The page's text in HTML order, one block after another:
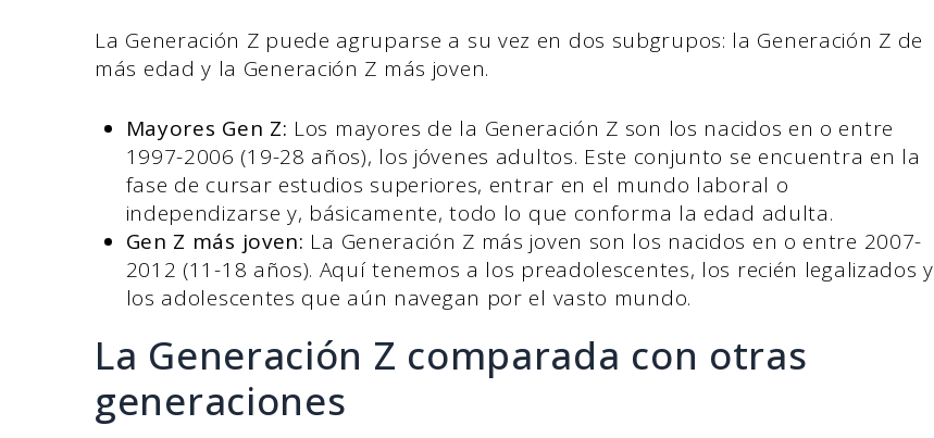
La Generación Z puede agruparse a su vez en dos subgrupos: la Generación Z de
más edad y la Generación Z más joven.
Mayores Gen Z: Los mayores de la Generación Z son los nacidos en o entre
1997-2006 (19-28 años), los jóvenes adultos. Este conjunto se encuentra en la
fase de cursar estudios superiores, entrar en el mundo laboral o
independizarse y, básicamente, todo lo que conforma la edad adulta.
Gen Z más joven: La Generación Z más joven son los nacidos en o entre 2007-
2012 (11-18 años). Aquí tenemos a los preadolescentes, los recién legalizados y
los adolescentes que aún navegan por el vasto mundo.
La Generación Z comparada con otras
generaciones